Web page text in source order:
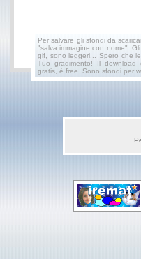
Per salvare gli sfondi da
"salva immagine con nome".
gif, sono leggeri... Spero che
Tuo gradimento! Il
gratis, è free. Sono sfondi per